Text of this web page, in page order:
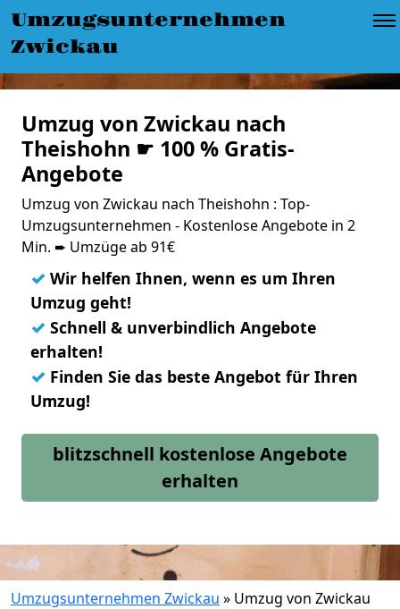
Umzugsunternehmen
Zwickau
Umzug von Zwickau nach
Theishohn ☛ 100 % Gratis-
Angebote
Umzug von Zwickau nach Theishohn : Top-
Umzugsunternehmen - Kostenlose Angebote in 2
Min. ➨ Umzüge ab 91€
✓ Wir helfen Ihnen, wenn es um Ihren
Umzug geht!
✓ Schnell & unverbindlich Angebote
erhalten!
✓ Finden Sie das beste Angebot für Ihren
Umzug!
blitzschnell kostenlose Angebote
erhalten
Umzugsunternehmen Zwickau » Umzug von Zwickau